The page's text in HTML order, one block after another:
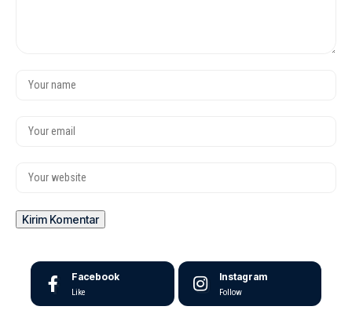
Facebook
Like
Instagram
Follow